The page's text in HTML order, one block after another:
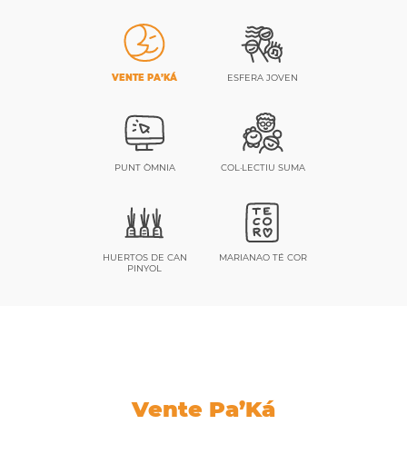
VENTE PA’KÁ ESFERA JOVEN
PUNT ÒMNIA COL·LECTIU SUMA
HUERTOS DE CAN
PINYOL
MARIANAO TÉ COR
Vente Pa’Ká